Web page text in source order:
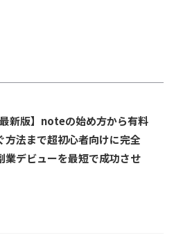
最新版】noteの始め方から有料
方法まで超初心者向けに完全
業デビューを最短で成功させ